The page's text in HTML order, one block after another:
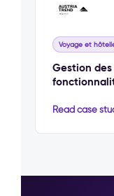
Voyage et
Gestion
Read case